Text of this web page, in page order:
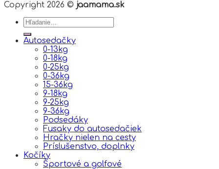
Copyright 2026 © jaamama.sk
Hľadať:
Autosedačky
0-13kg
0-18kg
0-25kg
0-36kg
15-36kg
9-18kg
9-25kg
9-36kg
Podsedáky
Fusaky do autosedačiek
Hračky nielen na cesty
Príslušenstvo, doplnky
Kočíky
Športové a golfové